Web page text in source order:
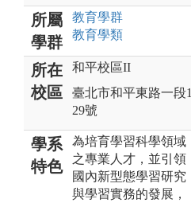
所屬
學群
教育學群
教育學類
所在
校區
和平校區II
臺北市和平東路一段1
29號
學系
特色
為培育學習科學領域
之專業人才，並引領
國內新型態學習研究
與學習實務的發展，